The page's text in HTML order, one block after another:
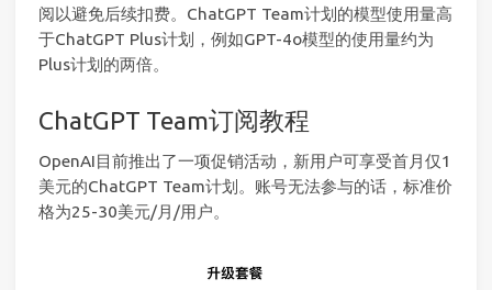
阅以避免后续扣费。ChatGPT Team计划的模型使用量高
于ChatGPT Plus计划，例如GPT-4o模型的使用量约为
Plus计划的两倍。
ChatGPT Team订阅教程
OpenAI目前推出了一项促销活动，新用户可享受首月仅1
美元的ChatGPT Team计划。账号无法参与的话，标准价
格为25-30美元/月/用户。